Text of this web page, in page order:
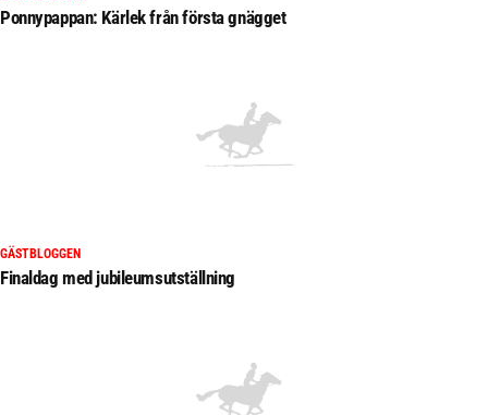
Ponnypappan: Kärlek från första gnägget
GÄSTBLOGGEN
Finaldag med jubileumsutställning